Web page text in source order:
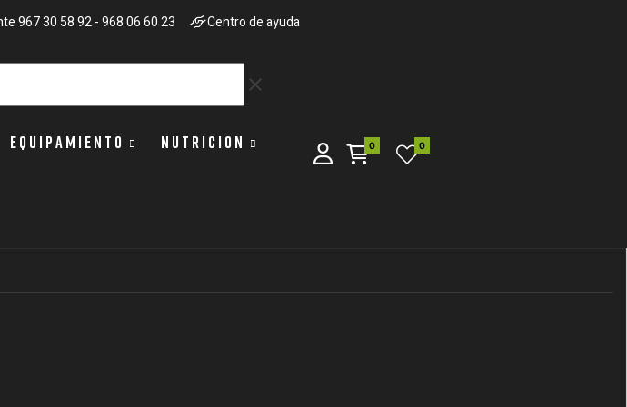
967 30 58 92 - 968 06 60 23 Centro de ayuda
clear
EQUIPAMIENTO NUTRICION 0 0